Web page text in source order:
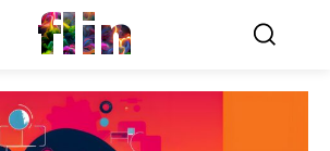
flin